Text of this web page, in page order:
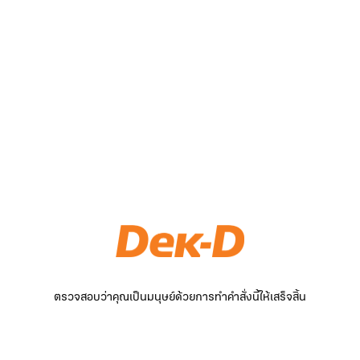
ตรวจสอบว่าคุณเป็นมนุษย์ด้วยการทำคำสั่งนี้ให้เสร็จสิ้น